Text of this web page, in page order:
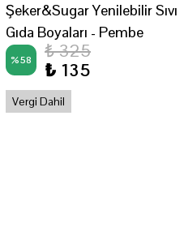
Şeker&Sugar Yenilebilir Sıvı
Gıda Boyaları - Pembe
%58
₺ 325
₺ 135
Vergi Dahil